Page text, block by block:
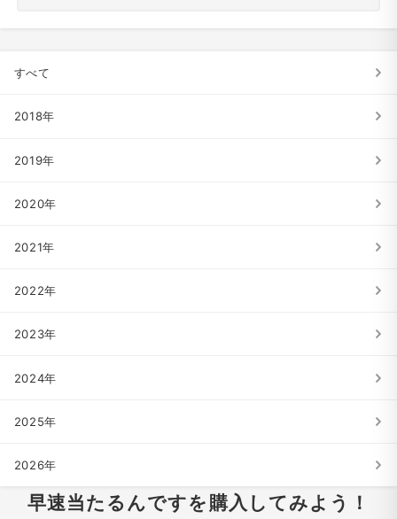
すべて
2018年
2019年
2020年
2021年
2022年
2023年
2024年
2025年
2026年
早速当たるんですを購入してみよう！